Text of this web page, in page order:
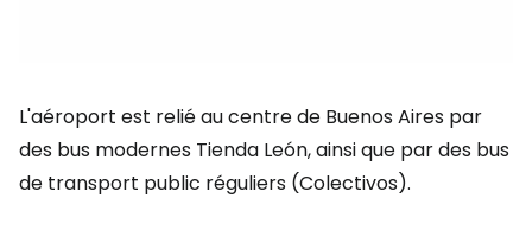
L'aéroport est relié au centre de Buenos Aires par
des bus modernes Tienda León, ainsi que par des bus
de transport public réguliers (Colectivos).